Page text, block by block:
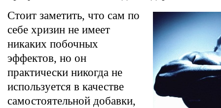
Стоит заметить, что сам по
себе хризин не имеет
никаких побочных
эффектов, но он
практически никогда не
используется в качестве
самостоятельной добавки,